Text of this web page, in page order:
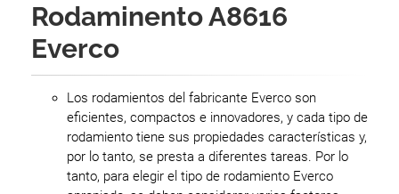
Rodaminento A8616
Everco
Los rodamientos del fabricante Everco son
eficientes, compactos e innovadores, y cada tipo de
rodamiento tiene sus propiedades características y,
por lo tanto, se presta a diferentes tareas. Por lo
tanto, para elegir el tipo de rodamiento Everco